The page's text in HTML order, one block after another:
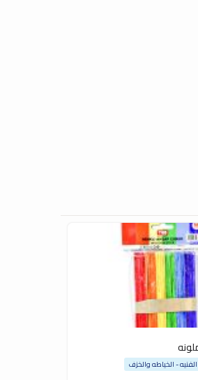
الفنيه - الخياطه والخزف